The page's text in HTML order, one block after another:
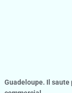
Guadeloupe. Il saute